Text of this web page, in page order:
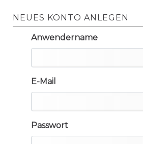
NEUES KONTO ANLEGEN
Anwendername
E-Mail
Passwort